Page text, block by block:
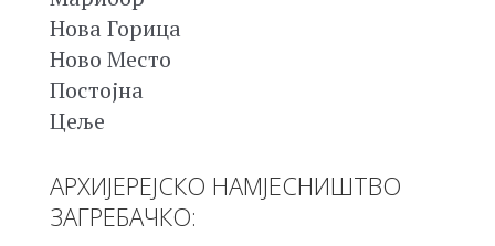
Нова Горица
Ново Место
Постојна
Цеље
АРХИЈЕРЕЈСКО НАМЈЕСНИШТВО
ЗАГРЕБАЧКО: